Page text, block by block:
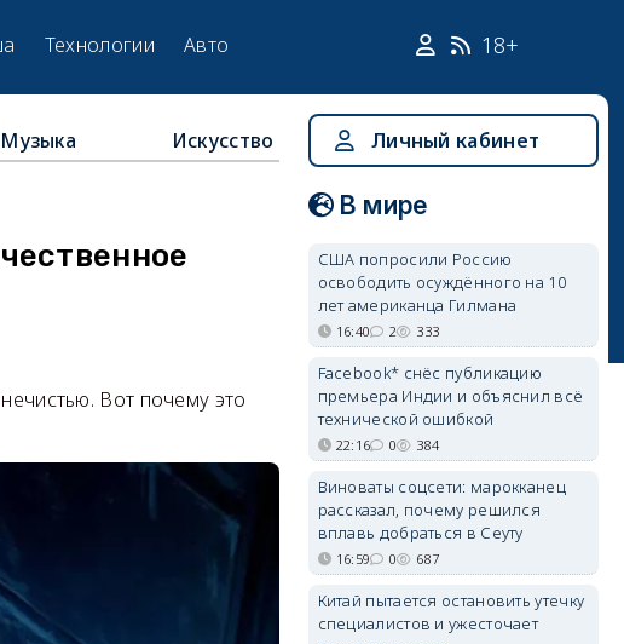
Технологии Авто 18+
Музыка Искусство
Вот почему это
Личный кабинет
В мире
США попросили Россию
освободить осуждённого на 10
лет американца Гилмана
16:40 2 333
Facebook* снёс публикацию
премьера Индии и объяснил всё
технической ошибкой
22:16 0 384
Виноваты соцсети: марокканец
рассказал, почему решился
вплавь добраться в Сеуту
16:59 0 687
Китай пытается остановить утечку
специалистов и ужесточает